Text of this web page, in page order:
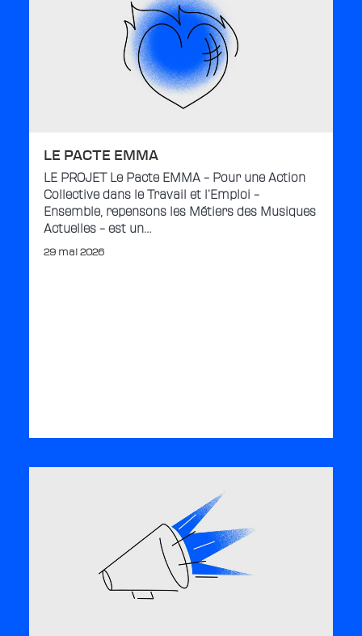
LE PACTE EMMA
LE PROJET Le Pacte EMMA – Pour une Action
Collective dans le Travail et l’Emploi –
Ensemble, repensons les Métiers des Musiques
Actuelles – est un…
29 mai 2026